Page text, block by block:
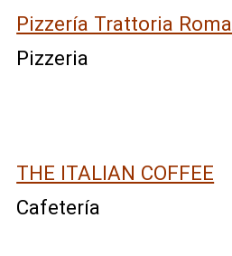
Pizzería Trattoria Roma
Pizzeria
THE ITALIAN COFFEE
Cafetería